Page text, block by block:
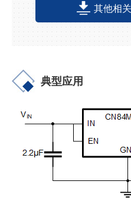
其他相
典型应用